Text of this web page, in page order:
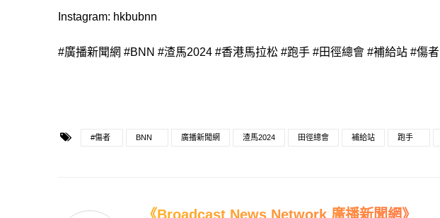
Instagram: hkbubnn
#廣播新聞網 #BNN #渣馬2024 #香港馬拉松 #跑手 #田徑總會 #補給站 #傷者
#傷者 BNN 廣播新聞網 渣馬2024 田徑總會 補給站 跑手
《Broadcast News Network 廣播新聞網》